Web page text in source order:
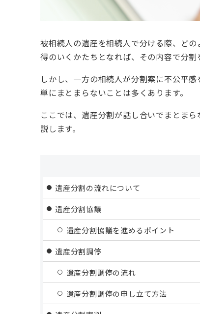
被相続人の遺産を相続人で分ける際、ど
得のいくかたちとなれば、その内容で分割
しかし、一方の相続人が分割案に不公平
単にまとまらないことは多くあります。
ここでは、遺産分割が話し合いでまとま
説します。
遺産分割の流れについて
遺産分割協議
遺産分割協議を進めるポイント
遺産分割調停
遺産分割調停の流れ
遺産分割調停の申し立て方法